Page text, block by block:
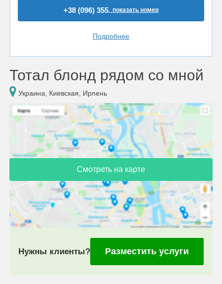
+38 (096) 355..показать номер
Подробнее
Тотал блонд рядом со мной
Украина, Киевская, Ирпень
Смотреть на карте
Нужны клиенты? Разместить услуги